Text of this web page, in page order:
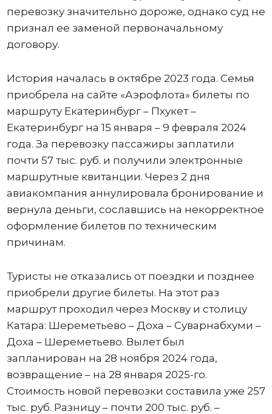
перевозку значительно дороже, однако суд не
признал ее заменой первоначальному
договору.
История началась в октябре 2023 года. Семья
приобрела на сайте «Аэрофлота» билеты по
маршруту Екатеринбург – Пхукет –
Екатеринбург на 15 января – 9 февраля 2024
года. За перевозку пассажиры заплатили
почти 57 тыс. руб. и получили электронные
маршрутные квитанции. Через 2 дня
авиакомпания аннулировала бронирование и
вернула деньги, сославшись на некорректное
оформление билетов по техническим
причинам.
Туристы не отказались от поездки и позднее
приобрели другие билеты. На этот раз
маршрут проходил через Москву и столицу
Катара: Шереметьево – Доха – Суварнабхуми –
Доха – Шереметьево. Вылет был
запланирован на 28 ноября 2024 года,
возвращение – на 28 января 2025-го.
Стоимость новой перевозки составила уже 257
тыс. руб. Разницу – почти 200 тыс. руб. –